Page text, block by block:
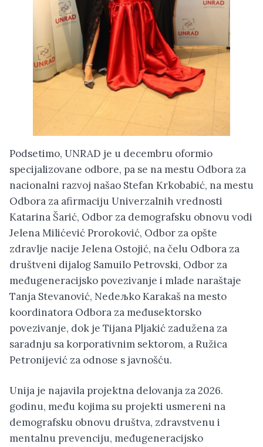
Podsetimo, UNRAD je u decembru oformio
specijalizovane odbore, pa se na mestu Odbora za
nacionalni razvoj našao Stefan Krkobabić, na mestu
Odbora za afirmaciju Univerzalnih vrednosti
Katarina Šarić, Odbor za demografsku obnovu vodi
Jelena Milićević Proroković, Odbor za opšte
zdravlje nacije Jelena Ostojić, na čelu Odbora za
društveni dijalog Samuilo Petrovski, Odbor za
međugeneracijsko povezivanje i mlade naraštaje
Tanja Stevanović, Nedeљko Karakaš na mesto
koordinatora Odbora za međusektorsko
povezivanje, dok je Tijana Pljakić zadužena za
saradnju sa korporativnim sektorom, a Ružica
Petronijević za odnose s javnošću.
Unija je najavila projektna delovanja za 2026.
godinu, među kojima su projekti usmereni na
demografsku obnovu društva, zdravstvenu i
mentalnu prevenciju, međugeneracijsko